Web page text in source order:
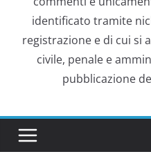
identificato tramite
registrazione e di cui si
civile, penale e
pubblicazione